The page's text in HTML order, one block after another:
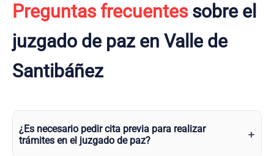
Preguntas frecuentessobre el
juzgado de paz en Valle de
Santibáñez
¿Es necesario pedir cita previa para realizar
trámites en el juzgado de paz?